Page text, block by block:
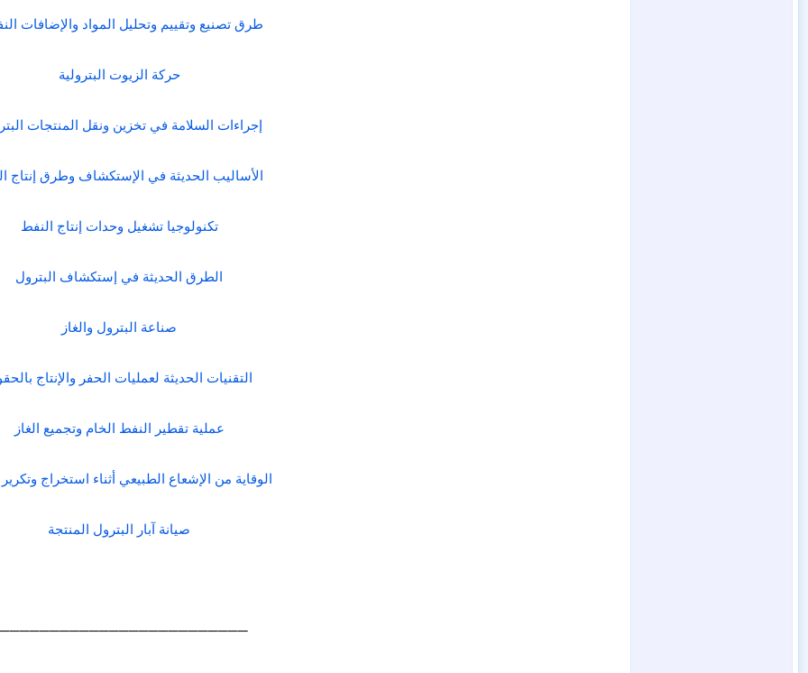
طرق تصنيع وتقييم وتحليل المواد والإضافات
حركة الزيوت البترولية
إجراءات السلامة في تخزين ونقل المنتجات
الأساليب الحديثة في الإستكشاف وطرق إنتاج
تكنولوجيا تشغيل وحدات إنتاج النفط
الطرق الحديثة في إستكشاف البترول
صناعة البترول والغاز
التقنيات الحديثة لعمليات الحفر والإنتاج
عملية تقطير النفط الخام وتجميع الغاز
الوقاية من الإشعاع الطبيعي أثناء استخراج
صيانة آبار البترول المنتجة